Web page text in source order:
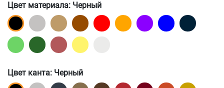
Цвет материала: Черный
Цвет канта: Черный